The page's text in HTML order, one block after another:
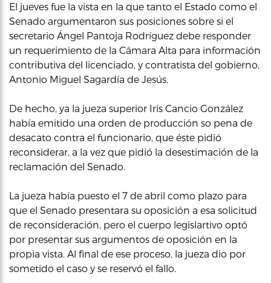
El jueves fue la vista en la que tanto el Estado como el
Senado argumentaron sus posiciones sobre si el
secretario Ángel Pantoja Rodríguez debe responder
un requerimiento de la Cámara Alta para información
contributiva del licenciado, y contratista del gobierno,
Antonio Miguel Sagardía de Jesús.
De hecho, ya la jueza superior Iris Cancio González
había emitido una orden de producción so pena de
desacato contra el funcionario, que éste pidió
reconsiderar, a la vez que pidió la desestimación de la
reclamación del Senado.
La jueza había puesto el 7 de abril como plazo para
que el Senado presentara su oposición a esa solicitud
de reconsideración, pero el cuerpo legislartivo optó
por presentar sus argumentos de oposición en la
propia vista. Al final de ese proceso, la jueza dio por
sometido el caso y se reservó el fallo.